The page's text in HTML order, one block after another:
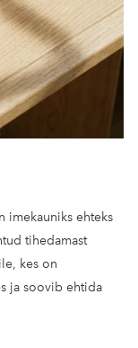
imekauniks ehteks
tihedamast
kes on
ja soovib ehtida